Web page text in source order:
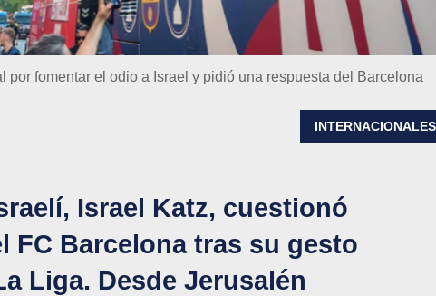
por fomentar el odio a Israel y pidió una respuesta del Barcelona
INTERNACIONALES
Israel Katz, cuestionó
FC Barcelona tras su gesto
Liga. Desde Jerusalén